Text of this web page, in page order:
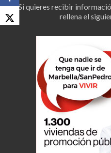
Si quieres recibir
rellena el